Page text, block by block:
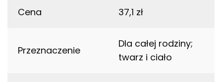
Cena 37,1 zł
Przeznaczenie
Dla całej rodziny;
twarz i ciało